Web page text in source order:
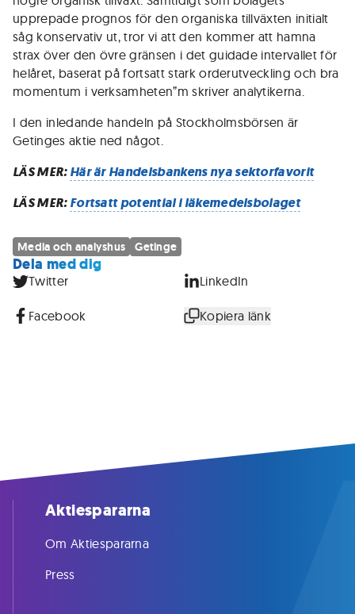
upprepade prognos för den organiska tillväxten initialt
såg konservativ ut, tror vi att den kommer att hamna
strax över den övre gränsen i det guidade intervallet för
helåret, baserat på fortsatt stark orderutveckling och bra
momentum i verksamheten”m skriver analytikerna.
I den inledande handeln på Stockholmsbörsen är
Getinges aktie ned något.
LÄS MER:Här är Handelsbankens nya sektorfavorit
LÄS MER:Fortsatt potential i läkemedelsbolaget
Media och analyshus Getinge
Dela med dig
Twitter LinkedIn
Facebook Kopiera länk
Aktiespararna
Om Aktiespararna
Press